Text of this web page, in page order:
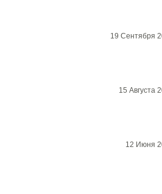
19 Сентября
15 Августа
12 Июня